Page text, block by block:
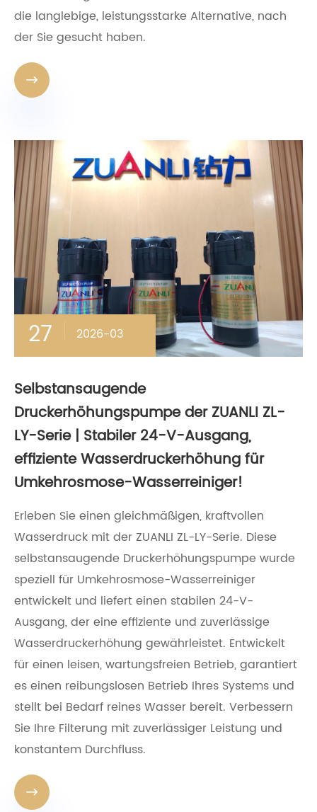
die langlebige, leistungsstarke Alternative, nach
der Sie gesucht haben.

27 2026-03
Selbstansaugende
Druckerhöhungspumpe der ZUANLI ZL-
LY-Serie | Stabiler 24-V-Ausgang,
effiziente Wasserdruckerhöhung für
Umkehrosmose-Wasserreiniger!
Erleben Sie einen gleichmäßigen, kraftvollen
Wasserdruck mit der ZUANLI ZL-LY-Serie. Diese
selbstansaugende Druckerhöhungspumpe wurde
speziell für Umkehrosmose-Wasserreiniger
entwickelt und liefert einen stabilen 24-V-
Ausgang, der eine effiziente und zuverlässige
Wasserdruckerhöhung gewährleistet. Entwickelt
für einen leisen, wartungsfreien Betrieb, garantiert
es einen reibungslosen Betrieb Ihres Systems und
stellt bei Bedarf reines Wasser bereit. Verbessern
Sie Ihre Filterung mit zuverlässiger Leistung und
konstantem Durchfluss.
